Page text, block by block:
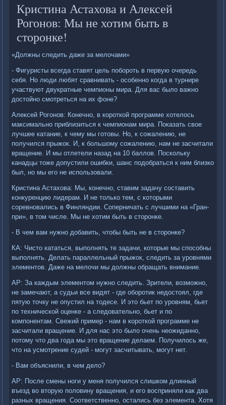
Кристина Астахова и Алексей
Рогонов: Мы не хотим быть в
сторонке!
«Должны следить даже за мелочами»
- Фигуристы всегда ставят цель побороть в первую очередь
себя. Но люди любят сравнивать - особенно когда в турнире
участвуют двукратные чемпионы мира. Для вас было важно
достойно смотреться на их фоне?
Алексей Рогонов: Конечно, в короткой программе хотелось
максимально приблизиться к чемпионам мира. Показать свое
лучшее катание, к чему мы готовы. Но, к сожалению, не
получился прыжок. И, к большому сожалению, нам не засчитали
вращение. И мы отлетели назад на 10 баллов. Поскольку
канадцы тоже допустили ошибки, шанс подобраться к ним близко
был, но мы его не использовали.
Кристина Астахова: Мы, конечно, ставим задачу составить
конкуренцию лидерам. И не только тем, с которыми
соревновались в Финляндии. Соперничать с лучшими на «Гран-
при», в том числе. Мы не хотим быть в сторонке.
- В чем вам нужно добавить, чтобы быть не в сторонке?
КА: Чисто кататься, выполнять те задачи, которые мы способны
выполнять. Делать параллельный прыжок, следить за уровнями
элементов. Даже на мелочи мы должны обращать внимание.
АР: За каждым элементом нужно следить. Зрители, возможно,
не замечают, а судьи все видят - где оборотик недостоял, где
пятую точку не опустил на тодесе. И это бьет по уровням, бьет
по технической оценке - а следовательно, бьет и по
компонентам. Свежий пример - нам в короткой программе не
засчитали вращение. И для нас это было очень неожиданно,
потому что два года мы это вращение делаем. Получилось же,
что на усмотрение судей - могут засчитывать, могут нет.
- Вам объяснили, в чем дело?
АР: После смены ноги у меня получился слишком длинный
въезд во вторую половину вращения, и его восприняли как два
разных вращения. Соответственно, остались без элемента. Хотя